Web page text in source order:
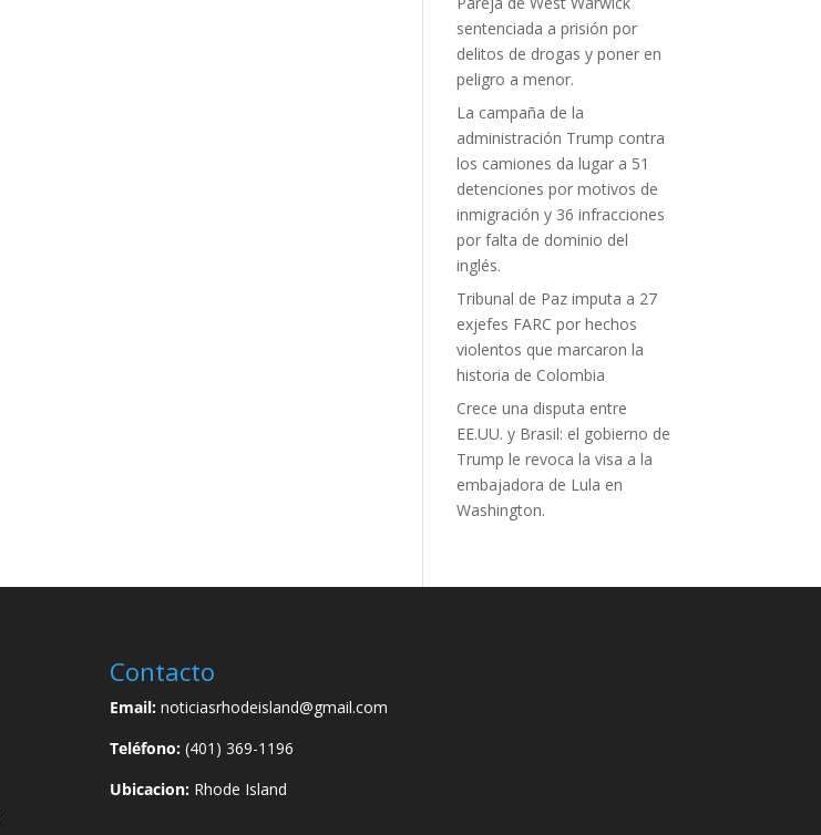
sentenciada a prisión por
delitos de drogas y poner en
peligro a menor.
La campaña de la
administración Trump contra
los camiones da lugar a 51
detenciones por motivos de
inmigración y 36 infracciones
por falta de dominio del
inglés.
Tribunal de Paz imputa a 27
exjefes FARC por hechos
violentos que marcaron la
historia de Colombia
Crece una disputa entre
EE.UU. y Brasil: el gobierno de
Trump le revoca la visa a la
embajadora de Lula en
Washington.
Contacto
Email:noticiasrhodeisland@gmail.com
Teléfono:(401) 369-1196
Ubicacion:Rhode Island